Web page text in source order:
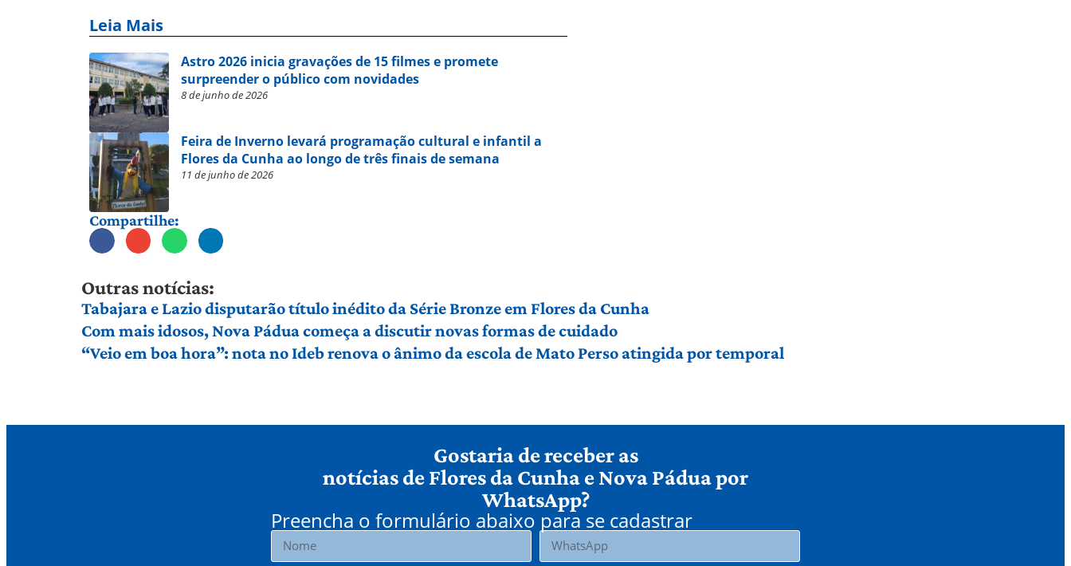
Leia Mais
Astro 2026 inicia gravações de 15 filmes e promete
surpreender o público com novidades
8 de junho de 2026
Feira de Inverno levará programação cultural e infantil a
Flores da Cunha ao longo de três finais de semana
11 de junho de 2026
Compartilhe:
Outras notícias:
Tabajara e Lazio disputarão título inédito da Série Bronze em Flores da Cunha
Com mais idosos, Nova Pádua começa a discutir novas formas de cuidado
“Veio em boa hora”: nota no Ideb renova o ânimo da escola de Mato Perso atingida por temporal
Gostaria de receber as
notícias de Flores da Cunha e Nova Pádua por
WhatsApp?
Preencha o formulário abaixo para se cadastrar